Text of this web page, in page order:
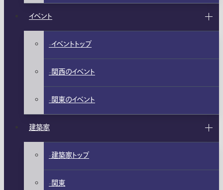
イベント
イベントトップ
関西のイベント
関東のイベント
建築家
建築家トップ
関東